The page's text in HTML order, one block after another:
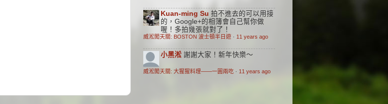
Kuan-ming Su 拍不進去的可以用接
的，Google+的相簿會自己幫你做
喔！多拍幾張就對了！
威淞闖天關: BOSTON 波士頓半日遊 · 11 years ago
小黑淞 謝謝大家！新年快樂～
威淞闖天關: 大猩猩料理——一圓兩吃 · 11 years ago